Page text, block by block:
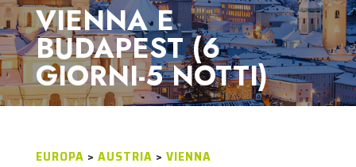
VIENNA E
BUDAPEST (6
GIORNI-5 NOTTI)
EUROPA > AUSTRIA > VIENNA